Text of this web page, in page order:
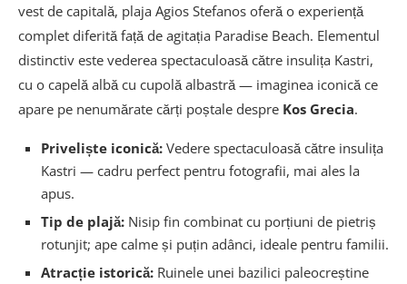
vest de capitală, plaja Agios Stefanos oferă o experiență
complet diferită față de agitația Paradise Beach. Elementul
distinctiv este vederea spectaculoasă către insulița Kastri,
cu o capelă albă cu cupolă albastră — imaginea iconică ce
apare pe nenumărate cărți poștale despre Kos Grecia.
Priveliște iconică: Vedere spectaculoasă către insulița
Kastri — cadru perfect pentru fotografii, mai ales la
apus.
Tip de plajă: Nisip fin combinat cu porțiuni de pietriș
rotunjit; ape calme și puțin adânci, ideale pentru familii.
Atracție istorică: Ruinele unei bazilici paleocreștine